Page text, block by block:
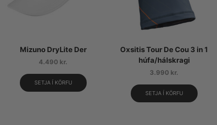
Mizuno DryLite Der
4.490 kr.
SETJA Í KÖRFU
Oxsitis Tour De Cou 3 in 1
húfa/hálskragi
3.990 kr.
SETJA Í KÖRFU